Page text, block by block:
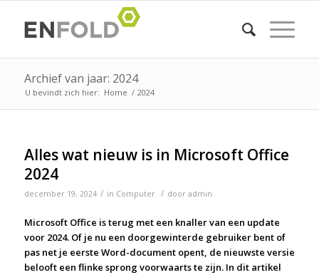
Archief van jaar: 2024
U bevindt zich hier: Home / 2024
Alles wat nieuw is in Microsoft Office
2024
december 19, 2024 / in Computer / door admin
Microsoft Office is terug met een knaller van een update
voor 2024. Of je nu een doorgewinterde gebruiker bent of
pas net je eerste Word-document opent, de nieuwste versie
belooft een flinke sprong voorwaarts te zijn. In dit artikel